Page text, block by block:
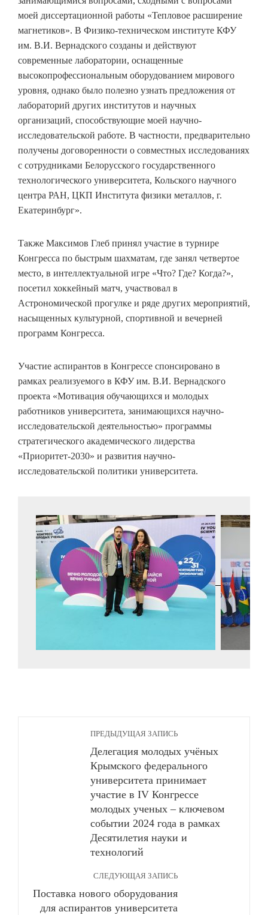
моей диссертационной работы «Тепловое расширение
магнетиков». В Физико-техническом институте КФУ
им. В.И. Вернадского созданы и действуют
современные лаборатории, оснащенные
высокопрофессиональным оборудованием мирового
уровня, однако было полезно узнать предложения от
лабораторий других институтов и научных
организаций, способствующие моей научно-
исследовательской работе. В частности, предварительно
получены договоренности о совместных исследованиях
с сотрудниками Белорусского государственного
технологического университета, Кольского научного
центра РАН, ЦКП Института физики металлов, г.
Екатеринбург».
Также Максимов Глеб принял участие в турнире
Конгресса по быстрым шахматам, где занял четвертое
место, в интеллектуальной игре «Что? Где? Когда?»,
посетил хоккейный матч, участвовал в
Астрономической прогулке и ряде других мероприятий,
насыщенных культурной, спортивной и вечерней
программ Конгресса.
Участие аспирантов в Конгрессе спонсировано в
рамках реализуемого в КФУ им. В.И. Вернадского
проекта «Мотивация обучающихся и молодых
работников университета, занимающихся научно-
исследовательской деятельностью» программы
стратегического академического лидерства
«Приоритет-2030» и развития научно-
исследовательской политики университета.
ПРЕДЫДУЩАЯ ЗАПИСЬ
Делегация молодых учёных
Крымского федерального
университета принимает
участие в IV Конгрессе
молодых ученых – ключевом
событии 2024 года в рамках
Десятилетия науки и
технологий
СЛЕДУЮЩАЯ ЗАПИСЬ
Поставка нового оборудования
для аспирантов университета